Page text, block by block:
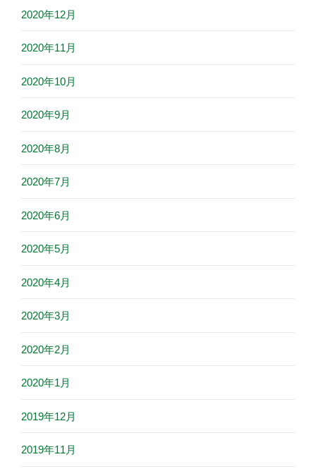
2020年12月
2020年11月
2020年10月
2020年9月
2020年8月
2020年7月
2020年6月
2020年5月
2020年4月
2020年3月
2020年2月
2020年1月
2019年12月
2019年11月